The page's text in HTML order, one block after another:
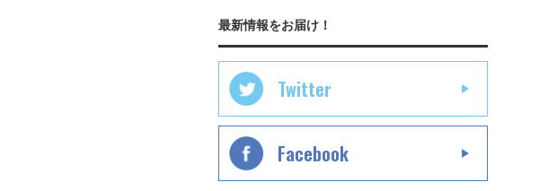
最新情報をお届け！
Twitter
Facebook